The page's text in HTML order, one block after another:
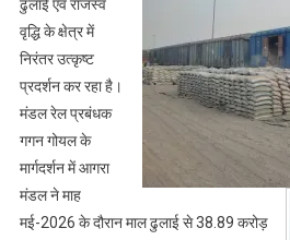
ढुलाई एवं राजस्व
वृद्धि के क्षेत्र में
निरंतर उत्कृष्ट
प्रदर्शन कर रहा है।
मंडल रेल प्रबंधक
गगन गोयल के
मार्गदर्शन में आगरा
मंडल ने माह
मई-2026 के दौरान माल ढुलाई से 38.89 करोड़